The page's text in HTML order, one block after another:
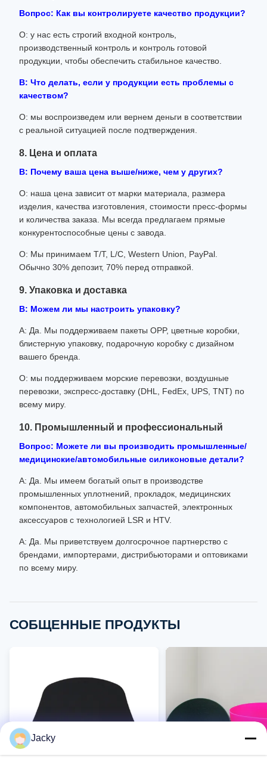
Вопрос: Как вы контролируете качество продукции?
О: у нас есть строгий входной контроль,
производственный контроль и контроль готовой
продукции, чтобы обеспечить стабильное качество.
В: Что делать, если у продукции есть проблемы с
качеством?
О: мы воспроизведем или вернем деньги в соответствии
с реальной ситуацией после подтверждения.
8. Цена и оплата
В: Почему ваша цена выше/ниже, чем у других?
О: наша цена зависит от марки материала, размера
изделия, качества изготовления, стоимости пресс-формы
и количества заказа. Мы всегда предлагаем прямые
конкурентоспособные цены с завода.
О: Мы принимаем T/T, L/C, Western Union, PayPal.
Обычно 30% депозит, 70% перед отправкой.
9. Упаковка и доставка
В: Можем ли мы настроить упаковку?
А: Да. Мы поддерживаем пакеты OPP, цветные коробки,
блистерную упаковку, подарочную коробку с дизайном
вашего бренда.
О: мы поддерживаем морские перевозки, воздушные
перевозки, экспресс-доставку (DHL, FedEx, UPS, TNT) по
всему миру.
10. Промышленный и профессиональный
Вопрос: Можете ли вы производить промышленные/
медицинские/автомобильные силиконовые детали?
А: Да. Мы имеем богатый опыт в производстве
промышленных уплотнений, прокладок, медицинских
компонентов, автомобильных запчастей, электронных
аксессуаров с технологией LSR и HTV.
А: Да. Мы приветствуем долгосрочное партнерство с
брендами, импортерами, дистрибьюторами и оптовиками
по всему миру.
СОБЩЕННЫЕ ПРОДУКТЫ
Jacky